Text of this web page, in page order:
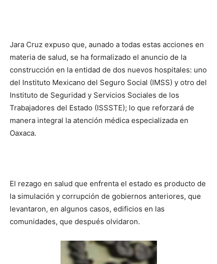
Jara Cruz expuso que, aunado a todas estas acciones en
materia de salud, se ha formalizado el anuncio de la
construcción en la entidad de dos nuevos hospitales: uno
del Instituto Mexicano del Seguro Social (IMSS) y otro del
Instituto de Seguridad y Servicios Sociales de los
Trabajadores del Estado (ISSSTE); lo que reforzará de
manera integral la atención médica especializada en
Oaxaca.
El rezago en salud que enfrenta el estado es producto de
la simulación y corrupción de gobiernos anteriores, que
levantaron, en algunos casos, edificios en las
comunidades, que después olvidaron.